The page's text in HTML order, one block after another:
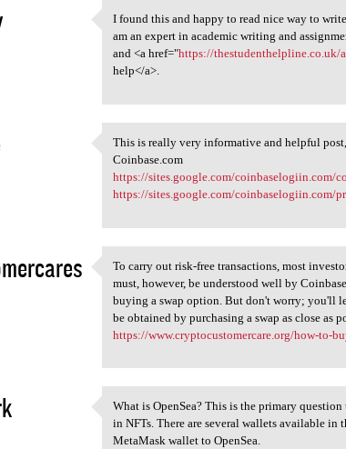
I found this and happy to
I found this and happy to read nice way to
am an expert in academic writing and
and <a href="https://thestudenthelpline.co.uk/
help</a>.
This is really very
This is really very informative and helpful
Coinbase.com
https://sites.google.com/coinbaselogiin.com/
https://sites.google.com/coinbaselogiin.com/
To carry out risk-free
To carry out risk-free transactions, most
must, however, be understood well by
buying a swap option. But don't worry; you'll
be obtained by purchasing a swap as close as
https://www.cryptocustomercare.org/how-to-
What is OpenSea? This is the
What is OpenSea? This is the primary
in NFTs. There are several wallets available
MetaMask wallet to OpenSea.